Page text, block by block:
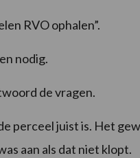
RVO ophalen”.
nodig.
de vragen.
perceel juist is. Het
aan als dat niet klopt.